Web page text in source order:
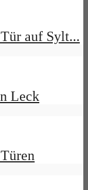
auf Sylt...
Leck